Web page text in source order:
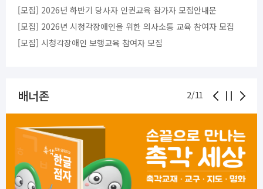
[모집] 2026년 하반기 당사자 인권교육 참가자 모집안내문
[모집] 2026년 시청각장애인을 위한 의사소통 교육 참여자 모집
[모집] 시청각장애인 보행교육 참여자 모집
배너존 2/11